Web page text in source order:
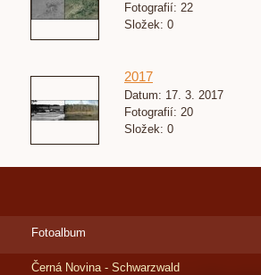
Fotografií: 22
Složek: 0
2017
Datum: 17. 3. 2017
Fotografií: 20
Složek: 0
Fotoalbum
Černá Novina - Schwarzwald